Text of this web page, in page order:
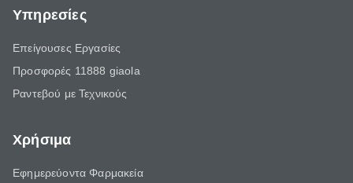
Υπηρεσίες
Επείγουσες Εργασίες
Προσφορές 11888 giaola
Ραντεβού με Τεχνικούς
Χρήσιμα
Εφημερεύοντα Φαρμακεία